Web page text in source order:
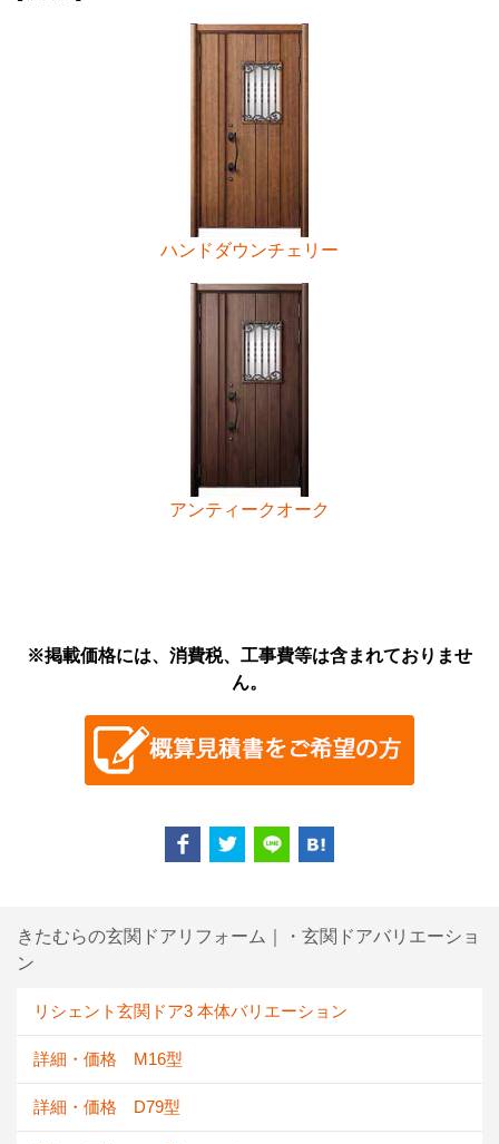
ハンドダウンチェリー
アンティークオーク
※掲載価格には、消費税、工事費等は含まれておりませ
ん。
きたむらの玄関ドアリフォーム｜・玄関ドアバリエーショ
ン
リシェント玄関ドア3 本体バリエーション
詳細・価格 M16型
詳細・価格 D79型